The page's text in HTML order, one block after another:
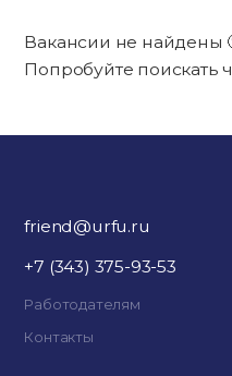
Вакансии не найдены
Попробуйте поискать
friend@urfu.ru
+7 (343) 375-93-53
Работодателям
Контакты